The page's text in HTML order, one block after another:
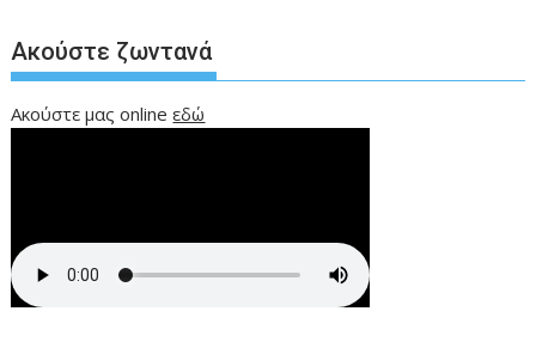
Ακούστε ζωντανά
Ακούστε μας onlineεδώ